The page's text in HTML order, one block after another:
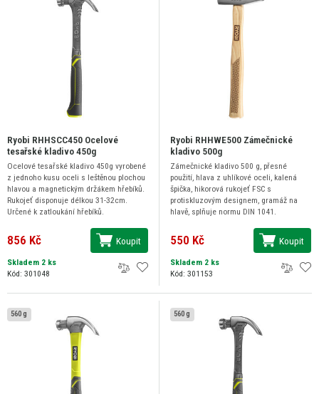
Ryobi RHHSCC450 Ocelové
tesařské kladivo 450g
Ocelové tesařské kladivo 450g vyrobené
z jednoho kusu oceli s leštěnou plochou
hlavou a magnetickým držákem hřebíků.
Rukojeť disponuje délkou 31-32cm.
Určené k zatloukání hřebíků.
856 Kč Koupit
Skladem 2 ks
Kód: 301048
Ryobi RHHWE500 Zámečnické
kladivo 500g
Zámečnické kladivo 500 g, přesné
použití, hlava z uhlíkové oceli, kalená
špička, hikorová rukojeť FSC s
protiskluzovým designem, gramáž na
hlavě, splňuje normu DIN 1041.
550 Kč Koupit
Skladem 2 ks
Kód: 301153
560 g 560 g